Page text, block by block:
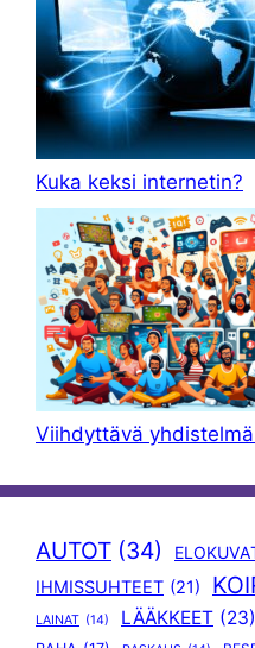
Kuka keksi internetin?
Viihdyttävä
AUTOT (34)
IHMISSUHTEET (21)
LAINAT (14) LÄÄKKEET (23)